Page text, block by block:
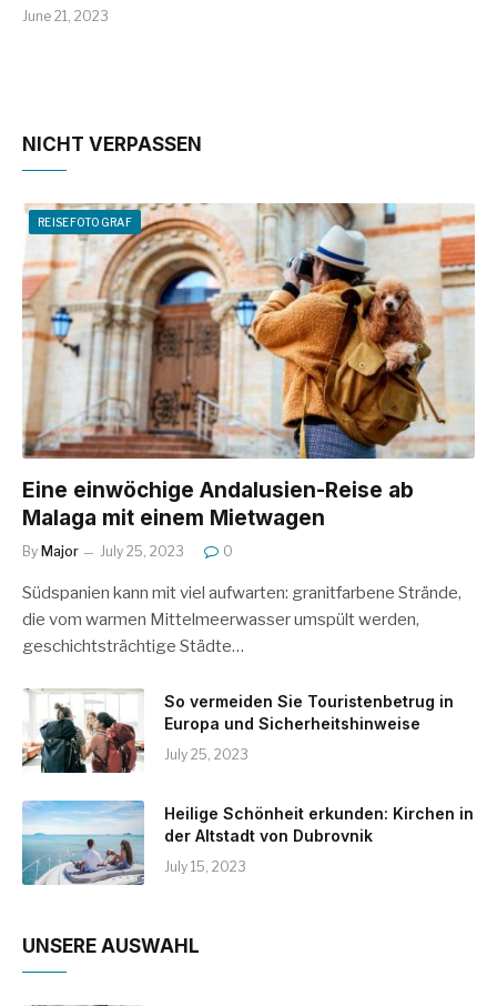
June 21, 2023
NICHT VERPASSEN
REISEFOTOGRAF
Eine einwöchige Andalusien-Reise ab
Malaga mit einem Mietwagen
By Major July 25, 2023 0
Südspanien kann mit viel aufwarten: granitfarbene Strände,
die vom warmen Mittelmeerwasser umspült werden,
geschichtsträchtige Städte…
So vermeiden Sie Touristenbetrug in
Europa und Sicherheitshinweise
July 25, 2023
Heilige Schönheit erkunden: Kirchen in
der Altstadt von Dubrovnik
July 15, 2023
UNSERE AUSWAHL